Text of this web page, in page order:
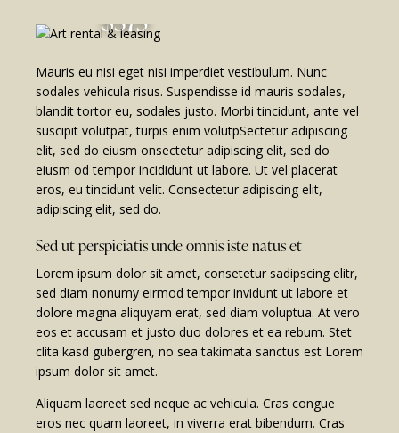
$375
Mauris eu nisi eget nisi imperdiet vestibulum. Nunc
sodales vehicula risus. Suspendisse id mauris sodales,
blandit tortor eu, sodales justo. Morbi tincidunt, ante vel
suscipit volutpat, turpis enim volutpSectetur adipiscing
elit, sed do eiusm onsectetur adipiscing elit, sed do
eiusm od tempor incididunt ut labore. Ut vel placerat
eros, eu tincidunt velit. Consectetur adipiscing elit,
adipiscing elit, sed do.
Sed ut perspiciatis unde omnis iste natus et
Lorem ipsum dolor sit amet, consetetur sadipscing elitr,
sed diam nonumy eirmod tempor invidunt ut labore et
dolore magna aliquyam erat, sed diam voluptua. At vero
eos et accusam et justo duo dolores et ea rebum. Stet
clita kasd gubergren, no sea takimata sanctus est Lorem
ipsum dolor sit amet.
Aliquam laoreet sed neque ac vehicula. Cras congue
eros nec quam laoreet, in viverra erat bibendum. Cras